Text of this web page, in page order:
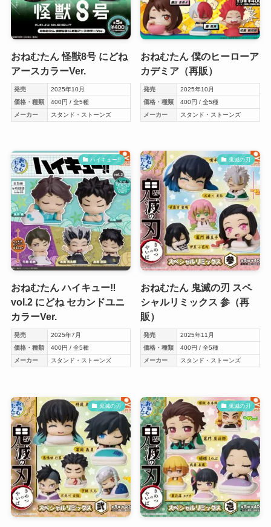
おねむたん 怪獣8号 にどね
アースカラーVer.
発売
2025年10月
価格・種類
400円 / 全5種
メーカー
スタンド・ストーンズ
おねむたん 僕のヒーローア
カデミア（再販）
発売
2025年10月
価格・種類
400円 / 全5種
メーカー
スタンド・ストーンズ
ハイキュー!!
おねむたん ハイキュー‼︎
vol.2 にどね セカンドユニ
カラーVer.
発売
2025年7月
価格・種類
400円 / 全5種
メーカー
スタンド・ストーンズ
鬼滅の刃
おねむたん 鬼滅の刃 スペ
シャルリミックス 参（再
販）
発売
2025年11月
価格・種類
400円 / 全5種
メーカー
スタンド・ストーンズ
鬼滅の刃 鬼滅の刃